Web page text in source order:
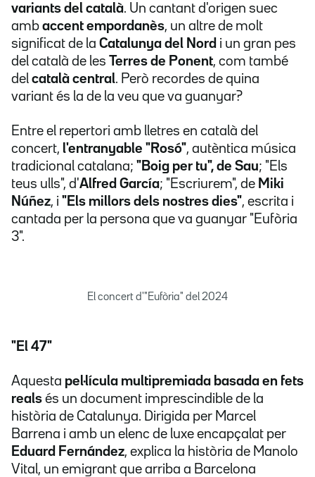
variants del català. Un cantant d'origen suec
amb accent empordanès, un altre de molt
significat de la Catalunya del Nord i un gran pes
del català de les Terres de Ponent, com també
del català central. Però recordes de quina
variant és la de la veu que va guanyar?
Entre el repertori amb lletres en català del
concert, l'entranyable "Rosó", autèntica música
tradicional catalana; "Boig per tu", de Sau; "Els
teus ulls", d'Alfred García; "Escriurem", de Miki
Núñez, i "Els millors dels nostres dies", escrita i
cantada per la persona que va guanyar "Eufòria
3".
El concert d'"Eufòria" del 2024
"El 47"
Aquesta pel·lícula multipremiada basada en fets
reals és un document imprescindible de la
història de Catalunya. Dirigida per Marcel
Barrena i amb un elenc de luxe encapçalat per
Eduard Fernández, explica la història de Manolo
Vital, un emigrant que arriba a Barcelona